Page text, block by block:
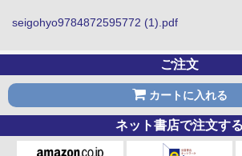
seigohyo9784872595772 (1).pdf
ご注文
カートに入れる
ネット書店で注文する